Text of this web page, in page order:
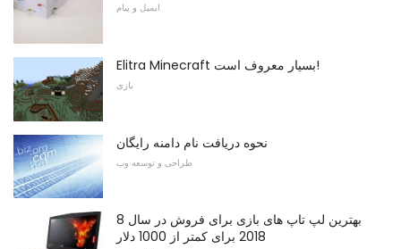
ایمیل و پیام
Elitra Minecraft بسیار معروف است!
بازی
نحوه دریافت نام دامنه رایگان
طراحی و توسعه وب
8 بهترین لپ تاپ های بازی برای فروش در سال
2018 برای کمتر از 1000 دلار